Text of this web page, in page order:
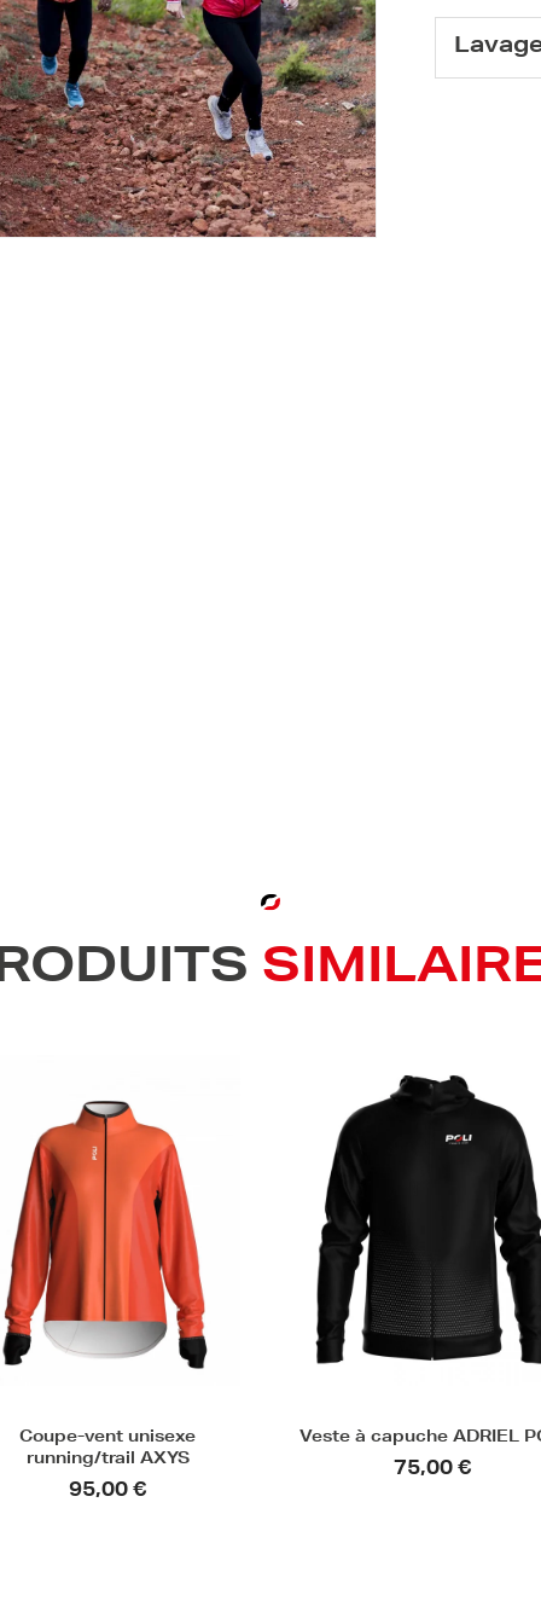
Coupe-vent unisexe
running/trail AXYS
95,00 €
Veste à capuche ADRIEL
75,00 €